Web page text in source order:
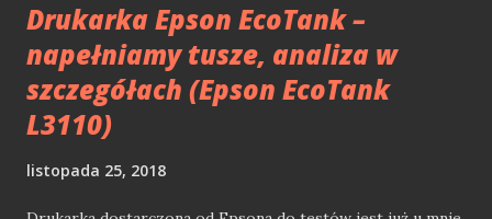
Drukarka Epson EcoTank –
napełniamy tusze, analiza w
szczegółach (Epson EcoTank
L3110)
listopada 25, 2018